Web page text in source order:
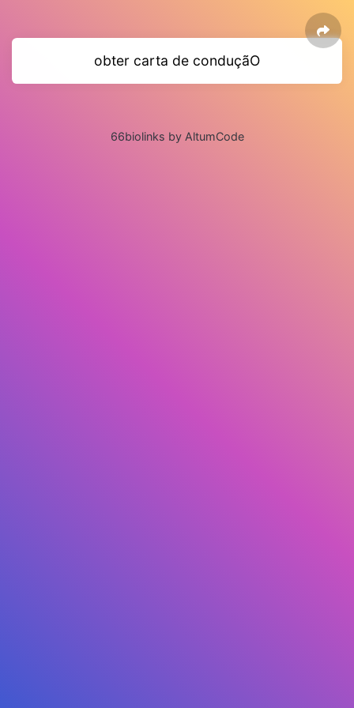
obter carta de conduçãO
66biolinks by AltumCode